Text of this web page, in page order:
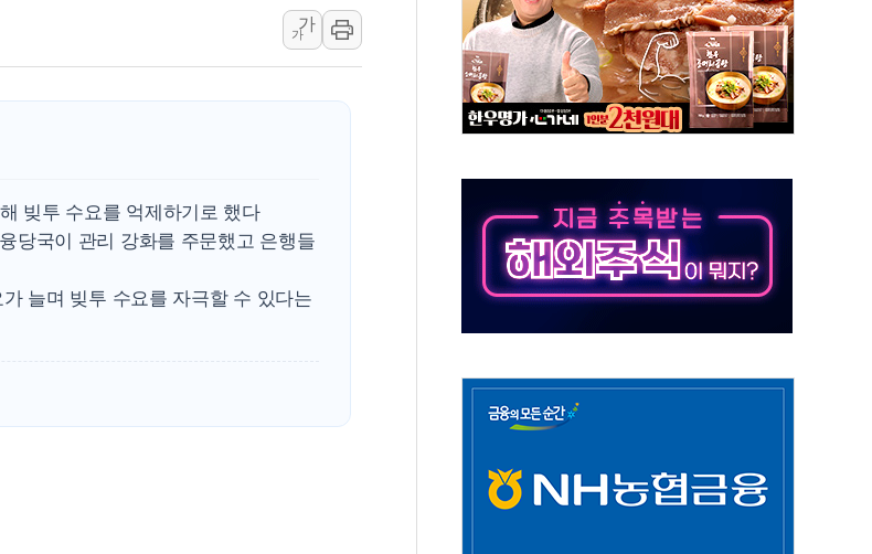
이란와이어 "이란 최고지도자 위독…곧 사망해도 놀랍지 않아"
남동발전, 해남군에 국내 최대 규모 400MW 태양광 착공…여의도 1.6배 규모
[인도증시] 중동 불안 속 유가 상승에 소폭 하락...금융주 낙폭 커
황희 '폐버스 청년주택' SNS 글 역풍에 "정부정책 아냐" 해명
사우디·튀르키예·파키스탄, '공동방위협정' 체결… 수니파 국가들의 새 안보 협력 구도
신길동 신축도 3.3㎡당 7250만원…써밋 클라비온 59㎡ 18억원대
용산공원·그린벨트로 또 충돌…반복되는 국토부-서울시 '정책 엇박자'
[AI 부동산 투데이] 특공 전략도 '극과 극'…생애최초만 경쟁 치열
가
가
빚투 수요를 억제하기로 했다
당국이 관리 강화를 주문했고 은행들
늘며 빚투 수요를 자극할 수 있다는